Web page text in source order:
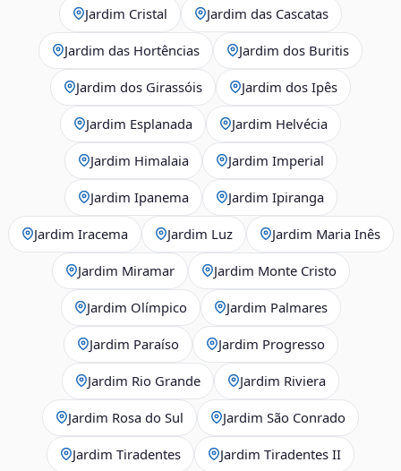
Jardim Cristal Jardim das Cascatas
Jardim das Hortências Jardim dos Buritis
Jardim dos Girassóis Jardim dos Ipês
Jardim Esplanada Jardim Helvécia
Jardim Himalaia Jardim Imperial
Jardim Ipanema Jardim Ipiranga
Jardim Iracema Jardim Luz Jardim Maria Inês
Jardim Miramar Jardim Monte Cristo
Jardim Olímpico Jardim Palmares
Jardim Paraíso Jardim Progresso
Jardim Rio Grande Jardim Riviera
Jardim Rosa do Sul Jardim São Conrado
Jardim Tiradentes Jardim Tiradentes II